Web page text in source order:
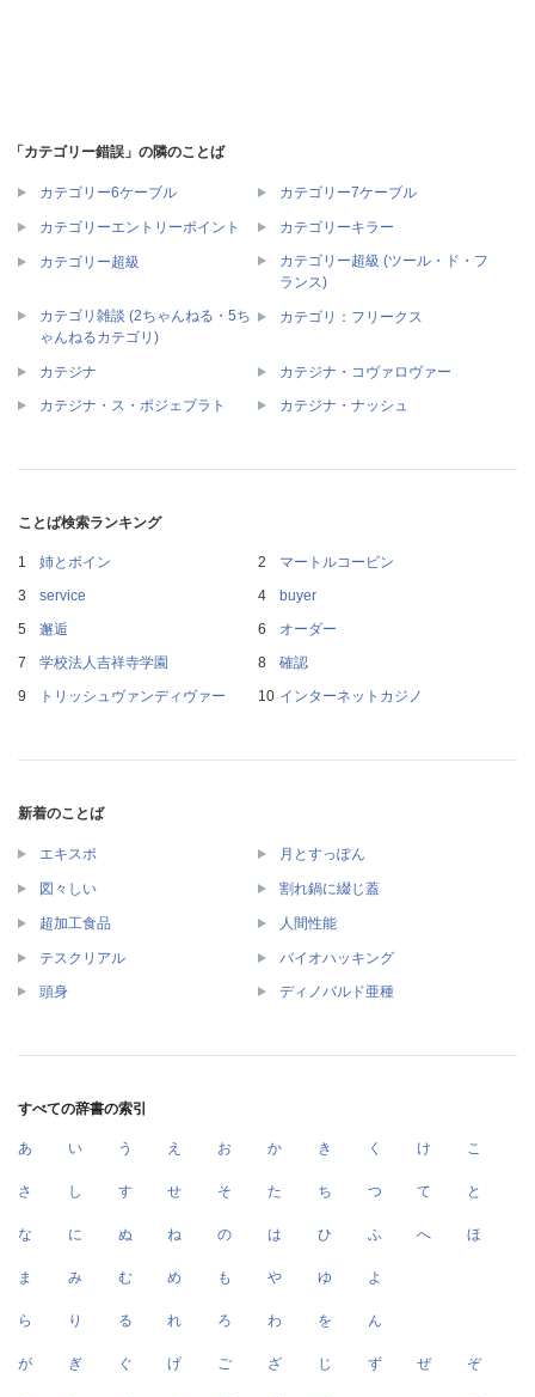
「カテゴリー錯誤」の隣のことば
カテゴリー6ケーブル カテゴリー7ケーブル
カテゴリーエントリーポイント カテゴリーキラー
カテゴリー超級
カテゴリー超級 (ツール・ド・フ
ランス)
カテゴリ雑談 (2ちゃんねる・5ち
ゃんねるカテゴリ)
カテゴリ：フリークス
カテジナ カテジナ・コヴァロヴァー
カテジナ・ス・ポジェブラト カテジナ・ナッシュ
ことば検索ランキング
姉とボイン
マートルコービン
service
buyer
邂逅
オーダー
学校法人吉祥寺学園
確認
トリッシュヴァンディヴァー
インターネットカジノ
新着のことば
エキスポ 月とすっぽん
図々しい 割れ鍋に綴じ蓋
超加工食品 人間性能
テスクリアル バイオハッキング
頭身 ディノバルド亜種
すべての辞書の索引
あ い う え お か き く け こ
さ し す せ そ た ち つ て と
な に ぬ ね の は ひ ふ へ ほ
ま み む め も や ゆ よ
ら り る れ ろ わ を ん
が ぎ ぐ げ ご ざ じ ず ぜ ぞ